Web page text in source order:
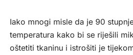
Iako mnogi misle da je 90
temperatura kako bi se riješili
oštetiti tkaninu i istrošiti je